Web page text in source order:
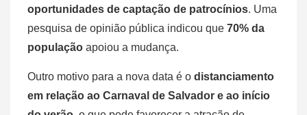
oportunidades de captação de patrocínios. Uma
pesquisa de opinião pública indicou que 70% da
população apoiou a mudança.
Outro motivo para a nova data é o distanciamento
em relação ao Carnaval de Salvador e ao início